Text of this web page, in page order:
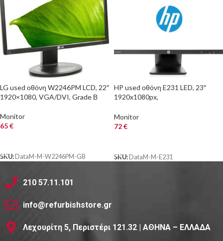
LG used οθόνη W2246PM LCD, 22″
1920×1080, VGA/DVI, Grade Β
Monitor
65€
SKU: DataM-M-W2246PM-GB
HP used οθόνη E231 LED, 23″
1920x1080px,
Monitor
72€
SKU: DataM-M-E231
210 57.11.101
info@refurbishstore.gr
Λεχουρίτη 5, Περιστέρι 121.32 | ΑΘΗΝΑ – ΕΛΛΑΔΑ